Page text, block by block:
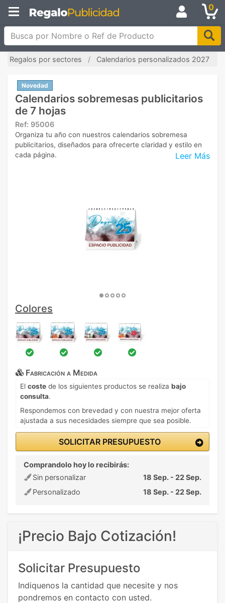
0
Busca por Nombre o Ref de Producto
Regalos por sectores Calendarios personalizados 2027
Novedad
Calendarios sobremesas publicitarios
de 7 hojas
Ref: 95006
Leer Más
Organiza tu año con nuestros calendarios sobremesa
publicitarios, diseñados para ofrecerte claridad y estilo en
cada página.
Colores
Fabricación a Medida
El coste de los siguientes productos se realiza bajo
consulta.
Respondemos con brevedad y con nuestra mejor oferta
ajustada a sus necesidades siempre que sea posible.
SOLICITAR PRESUPUESTO
Comprandolo hoy lo recibirás:
Sin personalizar
18 Sep. - 22 Sep.
Personalizado
18 Sep. - 22 Sep.
¡Precio Bajo Cotización!
Solicitar Presupuesto
Indiquenos la cantidad que necesite y nos
pondremos en contacto con usted.